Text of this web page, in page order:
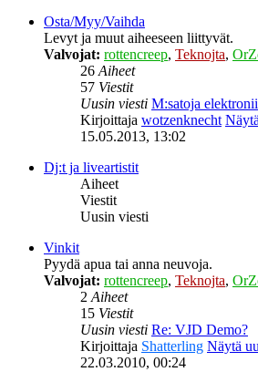
Osta/Myy/Vaihda
Levyt ja muut aiheeseen liittyvät.
Valvojat: rottencreep, Teknojta,
26Aiheet
57 Viestit
Uusin viesti M:satoja
Kirjoittaja wotzenknecht
15.05.2013, 13:02
Dj:t ja liveartistit
Aiheet
Viestit
Uusin viesti
Vinkit
Pyydä apua tai anna neuvoja.
Valvojat: rottencreep, Teknojta,
2Aiheet
15 Viestit
Uusin viesti Re: VJD Demo?
Kirjoittaja Shatterling Näytä
22.03.2010, 00:24